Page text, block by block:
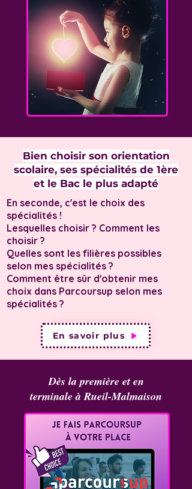
Bien choisir son orientation
scolaire, ses spécialités de 1ère
et le Bac le plus adapté
En seconde, c'est le choix des
spécialités !
Lesquelles choisir ? Comment les
choisir ?
Quelles sont les filières possibles
selon mes spécialités ?
Comment être sûr d'obtenir mes
choix dans Parcoursup selon mes
spécialités ?
En savoir plus
Dès la première et en
terminale à Rueil-Malmaison